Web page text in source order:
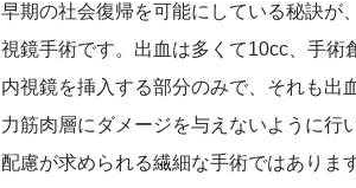
早期の社会復帰を可能にしている秘訣が
視鏡手術です。出血は多くて10cc、手術
内視鏡を挿入する部分のみで、それも出
力筋肉層にダメージを与えないように行
配慮が求められる繊細な手術ではありま